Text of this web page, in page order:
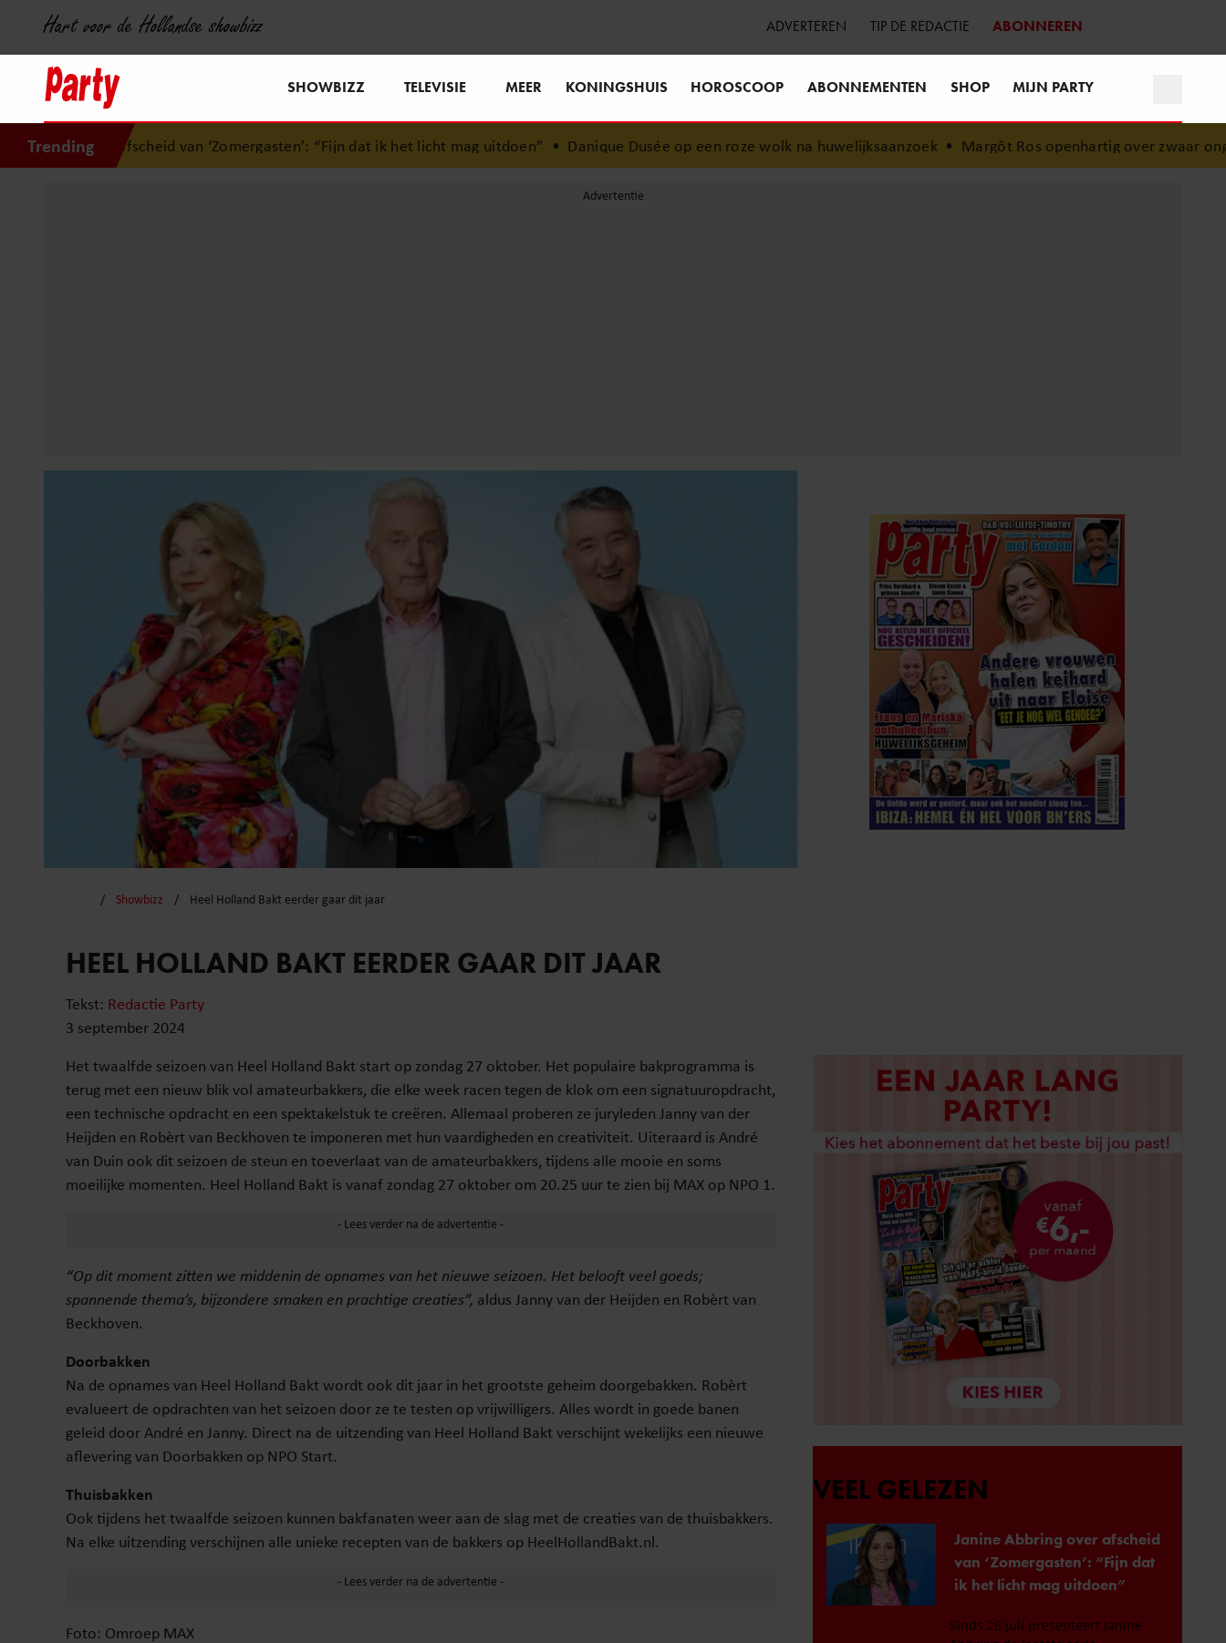
Hart voor de Hollandse showbizz ADVERTEREN TIP DE REDACTIE ABONNEREN
SHOWBIZZ TELEVISIE MEER KONINGSHUIS HOROSCOOP ABONNEMENTEN SHOP MIJN PARTY
Trendingvan ‘Zomergasten’: “Fijn dat ik het licht mag uitdoen”•Danique Dusée op een roze wolk na huwelijksaanzoek•Margôt Ros openhartig over zwaar ongeluk:
Showbizz Heel Holland Bakt eerder gaar dit jaar
HEEL HOLLAND BAKT EERDER GAAR DIT JAAR
Tekst: Redactie Party
3 september 2024
Het twaalfde seizoen van Heel Holland Bakt start op zondag 27 oktober. Het populaire bakprogramma is
terug met een nieuw blik vol amateurbakkers, die elke week racen tegen de klok om een signatuuropdracht,
een technische opdracht en een spektakelstuk te creëren. Allemaal proberen ze juryleden Janny van der
Heijden en Robèrt van Beckhoven te imponeren met hun vaardigheden en creativiteit. Uiteraard is André
van Duin ook dit seizoen de steun en toeverlaat van de amateurbakkers, tijdens alle mooie en soms
moeilijke momenten. Heel Holland Bakt is vanaf zondag 27 oktober om 20.25 uur te zien bij MAX op NPO 1.
“Op dit moment zitten we middenin de opnames van het nieuwe seizoen. Het belooft veel goeds;
spannende thema’s, bijzondere smaken en prachtige creaties”, aldus Janny van der Heijden en Robèrt van
Beckhoven.
Doorbakken
Na de opnames van Heel Holland Bakt wordt ook dit jaar in het grootste geheim doorgebakken. Robèrt
evalueert de opdrachten van het seizoen door ze te testen op vrijwilligers. Alles wordt in goede banen
geleid door André en Janny. Direct na de uitzending van Heel Holland Bakt verschijnt wekelijks een nieuwe
aflevering van Doorbakken op NPO Start.
Thuisbakken
Ook tijdens het twaalfde seizoen kunnen bakfanaten weer aan de slag met de creaties van de thuisbakkers.
Na elke uitzending verschijnen alle unieke recepten van de bakkers op HeelHollandBakt.nl.
Foto: Omroep MAX